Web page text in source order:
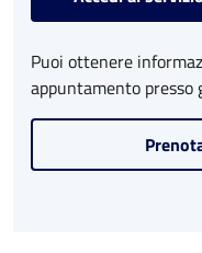
Puoi ottenere
appuntamento presso